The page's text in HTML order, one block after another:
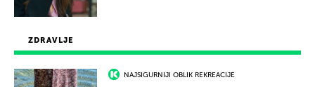
ZDRAVLJE
NAJSIGURNIJI OBLIK REKREACIJE